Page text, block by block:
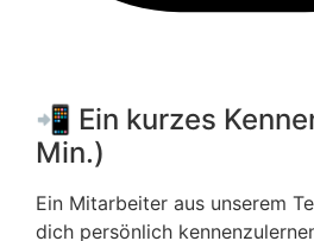
📲 Ein kurzes
Min.)
Ein Mitarbeiter aus unserem
dich persönlich